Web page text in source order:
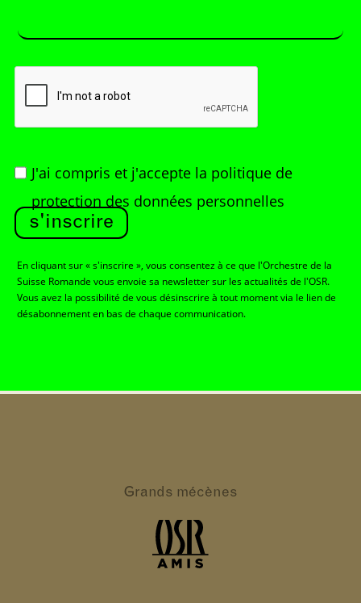
J'ai compris et j'accepte la politique de
protection des données personnelles
s'inscrire
En cliquant sur « s'inscrire », vous consentez à ce que l'Orchestre de la
Suisse Romande vous envoie sa newsletter sur les actualités de l'OSR.
Vous avez la possibilité de vous désinscrire à tout moment via le lien de
désabonnement en bas de chaque communication.
Grands mécènes